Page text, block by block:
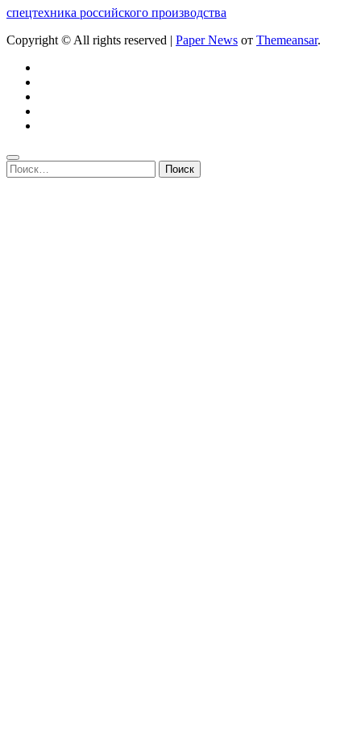
спецтехника российского производства
Copyright © All rights reserved | Paper News от Themeansar.
Найти: